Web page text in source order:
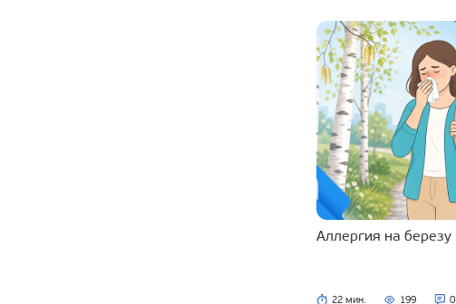
Аллергия на березу
22 мин. 199 0